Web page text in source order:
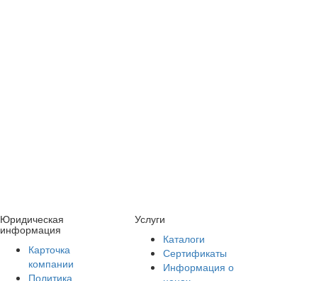
Юридическая
информация
Карточка
компании
Политика
Услуги
Каталоги
Сертификаты
Информация о